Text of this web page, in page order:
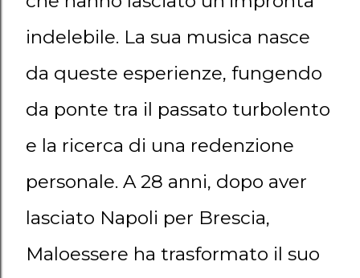
indelebile. La sua musica nasce
da queste esperienze, fungendo
da ponte tra il passato turbolento
e la ricerca di una redenzione
personale. A 28 anni, dopo aver
lasciato Napoli per Brescia,
Maloessere ha trasformato il suo